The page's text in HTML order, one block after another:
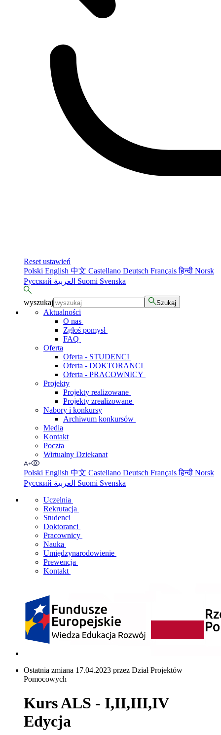
Reset ustawień
Polski English 中文 Castellano Deutsch Françaisहिन्दी Norsk
Русский
Suomi Svenska
wyszukaj Szukaj
Aktualności
O nas
Zgłoś pomysł
FAQ
Oferta
Oferta - STUDENCI
Oferta - DOKTORANCI
Oferta - PRACOWNICY
Projekty
Projekty realizowane
Projekty zrealizowane
Nabory i konkursy
Archiwum konkursów
Media
Kontakt
Poczta
Wirtualny Dziekanat
Polski English 中文 Castellano Deutsch Françaisहिन्दी Norsk
Русский
Suomi Svenska
Uczelnia
Rekrutacja
Studenci
Doktoranci
Pracownicy
Nauka
Umiędzynarodowienie
Prewencja
Kontakt
Ostatnia zmiana 17.04.2023 przez Dział Projektów
Pomocowych
Kurs ALS - I,II,III,IV
Edycja